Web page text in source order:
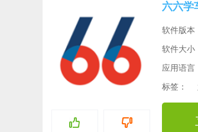
六六学
软件版本
软件大小
应用语言
标签：